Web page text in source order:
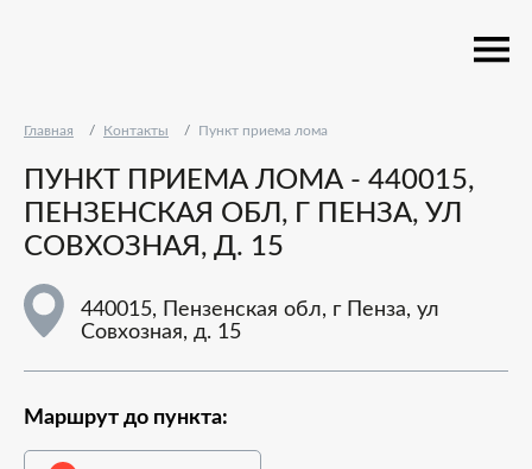
Главная Контакты Пункт приема лома
ПУНКТ ПРИЕМА ЛОМА - 440015,
ПЕНЗЕНСКАЯ ОБЛ, Г ПЕНЗА, УЛ
СОВХОЗНАЯ, Д. 15
440015, Пензенская обл, г Пенза, ул
Совхозная, д. 15
Маршрут до пункта: